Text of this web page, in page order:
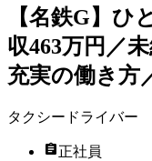
【名鉄G】ひ
収463万円／
充実の働き方
タクシードライバー
正社員